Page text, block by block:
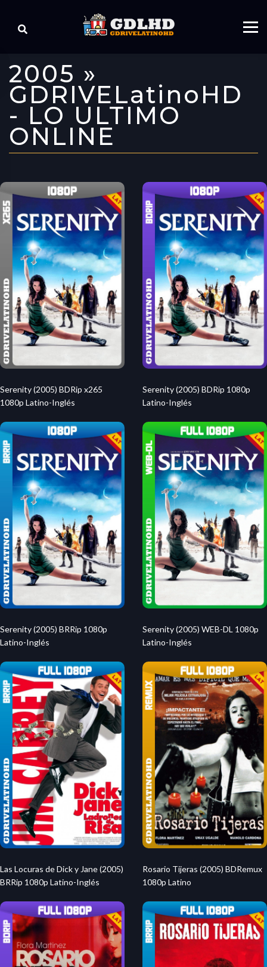
2005 »
GDRIVELatinoHD
- LO ULTIMO
ONLINE
Serenity (2005) BDRip x265
1080p Latino-Inglés
Serenity (2005) BDRip 1080p
Latino-Inglés
Serenity (2005) BRRip 1080p
Latino-Inglés
Serenity (2005) WEB-DL 1080p
Latino-Inglés
Las Locuras de Dick y Jane (2005)
BRRip 1080p Latino-Inglés
Rosario Tijeras (2005) BDRemux
1080p Latino